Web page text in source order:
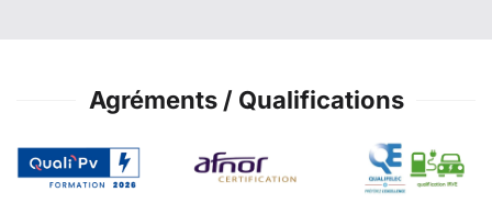
Agréments / Qualifications